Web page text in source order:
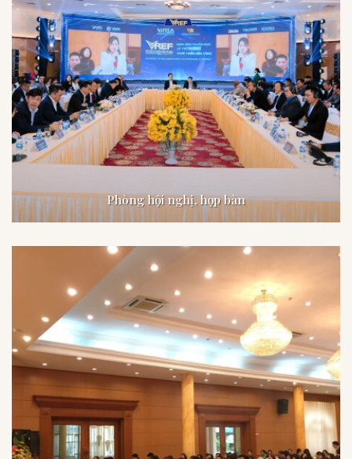
Phòng hội nghị, họp bàn